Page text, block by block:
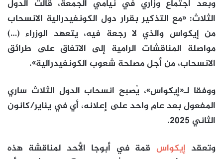
وبعد اجتماع وزاري في نيامي الجمعة، قالت الدول
الثلاث: «مع التذكير بقرار دول الكونفيدرالية الانسحاب
من إيكواس والذي لا رجعة فيه، يتعهد الوزراء (…)
مواصلة المناقشات الرامية إلى الاتفاق على طرائق
الانسحاب، من أجل مصلحة شعوب الكونفيدرالية».
ووفقا لـ«إيكواس»، يُصبح انسحاب الدول الثلاث ساري
المفعول بعد عام واحد على إعلانه، أي في يناير/كانون
الثاني 2025.
وتعقدإيكواس قمة في أبوجا الأحد لمناقشة هذه